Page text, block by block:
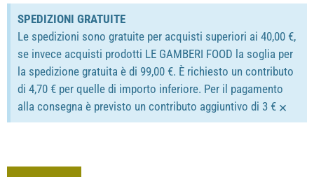
SPEDIZIONI GRATUITE
Le spedizioni sono gratuite per acquisti superiori ai 40,00 €,
se invece acquisti prodotti LE GAMBERI FOOD la soglia per
la spedizione gratuita è di 99,00 €. È richiesto un contributo
di 4,70 € per quelle di importo inferiore. Per il pagamento
alla consegna è previsto un contributo aggiuntivo di 3 € ×